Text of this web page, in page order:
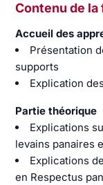
Contenu de la
Accueil des
Présentation
supports
Explication
Partie théorique
Explications
levains panaires
Explications
en Respectus